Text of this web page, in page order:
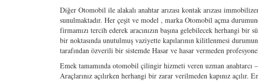
Diğer Otomobil ile alakalı anahtar arızası kontak arızası
sunulmaktadır. Her çeşit ve model , marka Otomobil açma
firmamızı tercih ederek aracınızın başına gelebilecek herhangi bir
bir noktasında unutulmuş vaziyette kapılarının kilitlenmesi
tarafından özverili bir sistemde Hasar ve hasar vermeden
Emek tamamında otomobil çilingir hizmeti veren uzman anahtarcı
Araçlarınız açılırken herhangi bir zarar verilmeden kapınız